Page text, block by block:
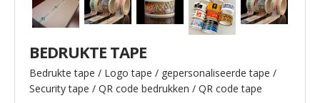
BEDRUKTE TAPE
Bedrukte tape / Logo tape / gepersonaliseerde tape /
Security tape / QR code bedrukken / QR code tape